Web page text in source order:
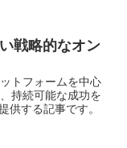
戦略的なオン
トフォームを中心
持続可能な成功を
供する記事です。